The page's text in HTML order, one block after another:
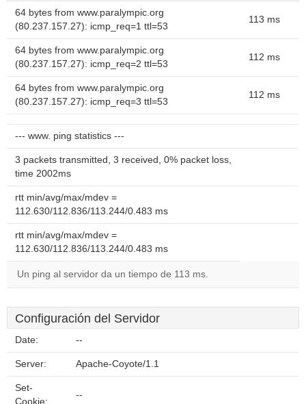
64 bytes from www.paralympic.org
(80.237.157.27): icmp_req=1 ttl=53
113 ms
64 bytes from www.paralympic.org
(80.237.157.27): icmp_req=2 ttl=53
112 ms
64 bytes from www.paralympic.org
(80.237.157.27): icmp_req=3 ttl=53
112 ms
--- www. ping statistics ---
3 packets transmitted, 3 received, 0% packet loss,
time 2002ms
rtt min/avg/max/mdev =
112.630/112.836/113.244/0.483 ms
rtt min/avg/max/mdev =
112.630/112.836/113.244/0.483 ms
Un ping al servidor da un tiempo de 113 ms.
Configuración del Servidor
Date: --
Server: Apache-Coyote/1.1
Set-
Cookie:
--